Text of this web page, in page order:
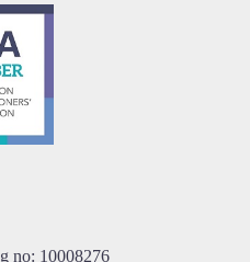
no: 10008276